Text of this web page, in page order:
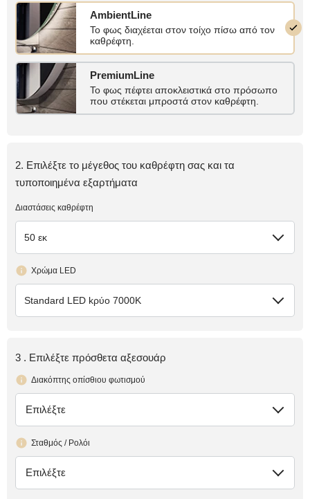
AmbientLine
Το φως διαχέεται στον τοίχο πίσω από τον
καθρέφτη.
PremiumLine
Το φως πέφτει αποκλειστικά στο πρόσωπο
που στέκεται μπροστά στον καθρέφτη.
2. Επιλέξτε το μέγεθος του καθρέφτη σας και τα
τυποποιημένα εξαρτήματα
Διαστάσεις καθρέφτη
50 εκ
Χρώμα LED
Standard LED kρύο 7000K
3 . Επιλέξτε πρόσθετα αξεσουάρ
Διακόπτης οπίσθιου φωτισμού
έλλειψη
Επιλέξτε
Σταθμός / Ρολόι
έλλειψη
Επιλέξτε